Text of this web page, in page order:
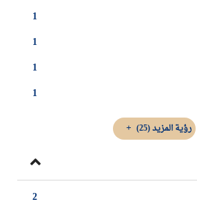
1
1
1
1
رؤية المزيد(25)
2